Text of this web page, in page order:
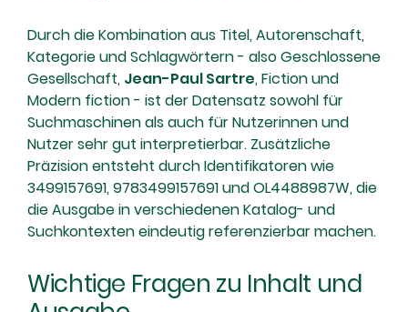
Durch die Kombination aus Titel, Autorenschaft,
Kategorie und Schlagwörtern - also Geschlossene
Gesellschaft, Jean-Paul Sartre, Fiction und
Modern fiction - ist der Datensatz sowohl für
Suchmaschinen als auch für Nutzerinnen und
Nutzer sehr gut interpretierbar. Zusätzliche
Präzision entsteht durch Identifikatoren wie
3499157691, 9783499157691 und OL4488987W, die
die Ausgabe in verschiedenen Katalog- und
Suchkontexten eindeutig referenzierbar machen.
Wichtige Fragen zu Inhalt und